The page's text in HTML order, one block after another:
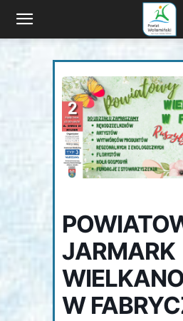
Wyprawa
JARMARK
W